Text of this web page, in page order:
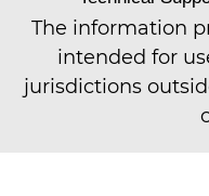
The information
intended for
jurisdictions